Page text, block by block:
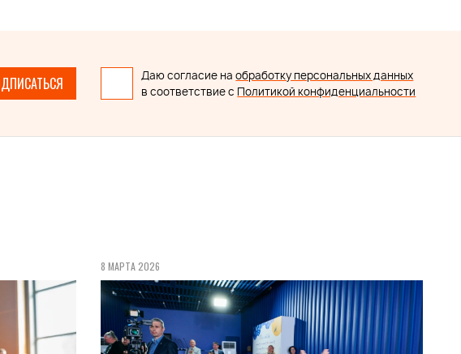
Даю согласие наобработку персональных данных
в соответствие с Политикой конфиденциальности
8 МАРТА 2026